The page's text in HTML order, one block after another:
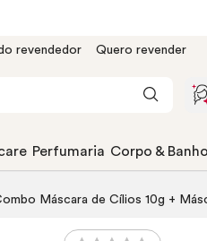
revendedor Quero revender
Perfumaria Corpo & Banho
Máscara de Cílios 10g +